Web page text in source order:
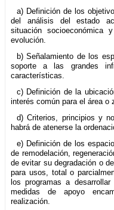
a) Definición de los
del análisis del estado
situación socioeconómica
evolución.
b) Señalamiento de los
soporte a las grandes
características.
c) Definición de la
interés común para el área o
d) Criterios, principios y
habrá de atenerse la
e) Definición de los
de remodelación,
de evitar su degradación o
para usos, total o
los programas a
medidas de apoyo
realización.